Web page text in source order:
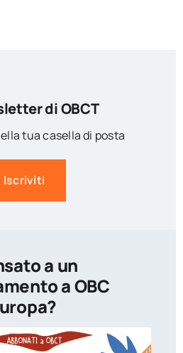
di OBCT
tua casella di posta
Iscriviti
a un
a OBC